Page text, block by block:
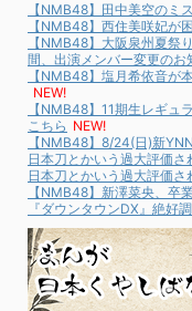
【NMB48】田中美空のミ
【NMB48】西住美咲妃が
【NMB48】大阪泉州夏祭
間、出演メンバー変更のお
【NMB48】塩月希依音が
NEW!
【NMB48】11期生レギュ
こちら NEW!
【NMB48】8/24(日)新
日本刀とかいう過大評価
日本刀とかいう過大評価
【NMB48】新澤菜央、卒
『ダウンタウンDX』絶好